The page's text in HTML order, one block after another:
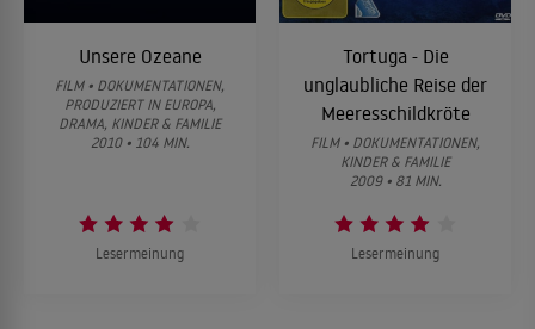
Unsere Ozeane
FILM • DOKUMENTATIONEN,
PRODUZIERT IN EUROPA,
DRAMA, KINDER & FAMILIE
2010 • 104 MIN.
Lesermeinung
Tortuga - Die
unglaubliche Reise der
Meeresschildkröte
FILM • DOKUMENTATIONEN,
KINDER & FAMILIE
2009 • 81 MIN.
Lesermeinung